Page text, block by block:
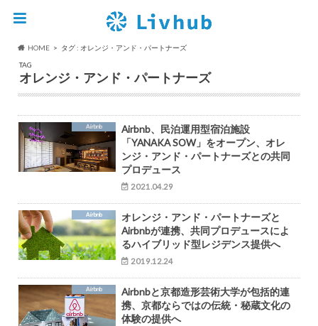
HOME
タグ : オレンジ・アンド・パートナーズ
TAG
オレンジ・アンド・パートナーズ
Airbnb
Airbnb、民泊運用型宿泊施設
「YANAKA SOW」をオープン、オレ
ンジ・アンド・パートナーズとの共同
プロデュース
2021.04.29
Airbnb
オレンジ・アンド・パートナーズと
Airbnbが連携、共同プロデュースによ
るハイブリッド型レジデンス提供へ
2019.12.24
Airbnb
Airbnbと京都造形芸術大学が包括的連
携、京都ならではの伝統・秘蔵文化の
体験の提供へ